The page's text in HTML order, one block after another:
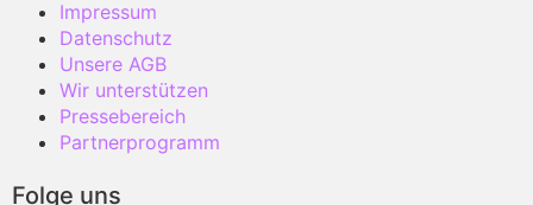
Impressum
Datenschutz
Unsere AGB
Wir unterstützen
Pressebereich
Partnerprogramm
Folge uns